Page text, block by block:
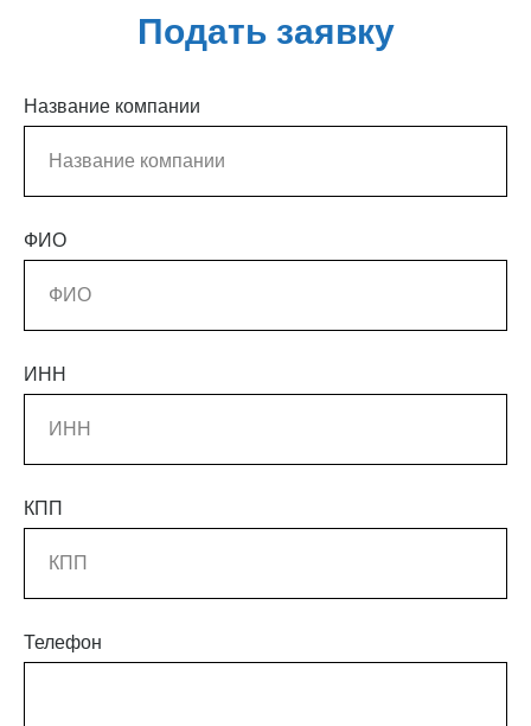
Подать заявку
Название компании
ФИО
ИНН
КПП
Телефон